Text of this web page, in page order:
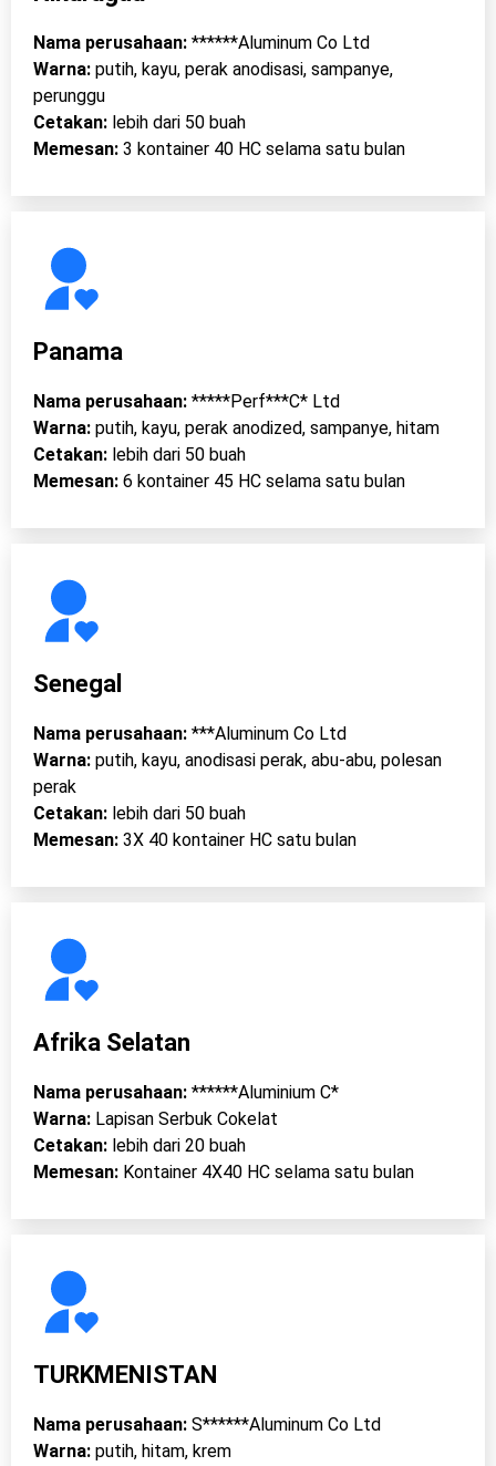
Nama perusahaan:******Aluminum Co Ltd
Warna:putih, kayu, perak anodisasi, sampanye,
perunggu
Cetakan: lebih dari 50 buah
Memesan:3 kontainer 40 HC selama satu bulan
Panama
Nama perusahaan:*****Perf***C* Ltd
Warna:putih, kayu, perak anodized, sampanye, hitam
Cetakan: lebih dari 50 buah
Memesan:6 kontainer 45 HC selama satu bulan
Senegal
Nama perusahaan:***Aluminum Co Ltd
Warna:putih, kayu, anodisasi perak, abu-abu, polesan
perak
Cetakan: lebih dari 50 buah
Memesan:3X 40 kontainer HC satu bulan
Afrika Selatan
Nama perusahaan:******Aluminium C*
Warna:Lapisan Serbuk Cokelat
Cetakan: lebih dari 20 buah
Memesan:Kontainer 4X40 HC selama satu bulan
TURKMENISTAN
Nama perusahaan:S******Aluminum Co Ltd
Warna:putih, hitam, krem